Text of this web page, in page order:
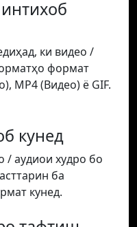
ки видео /
формат
MP4 (Видео) ё GIF.
кунед
аудиои худро бо
ба
кунед.